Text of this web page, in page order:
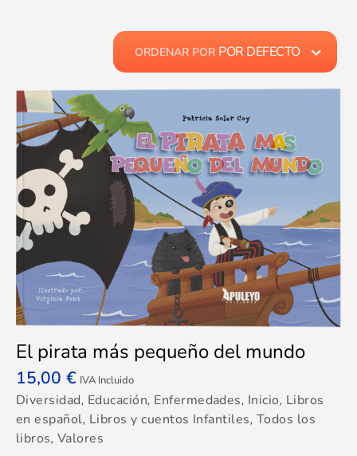
ORDENAR POR POR DEFECTO
El pirata más pequeño del mundo
15,00 € IVA Incluido
Diversidad, Educación, Enfermedades, Inicio, Libros
en español, Libros y cuentos Infantiles, Todos los
libros, Valores